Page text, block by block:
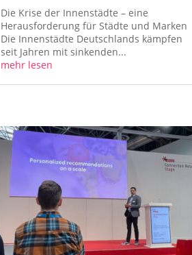
Die Krise der Innenstädte – eine
Herausforderung für Städte und Marken
Die Innenstädte Deutschlands kämpfen
seit Jahren mit sinkenden...
mehr lesen